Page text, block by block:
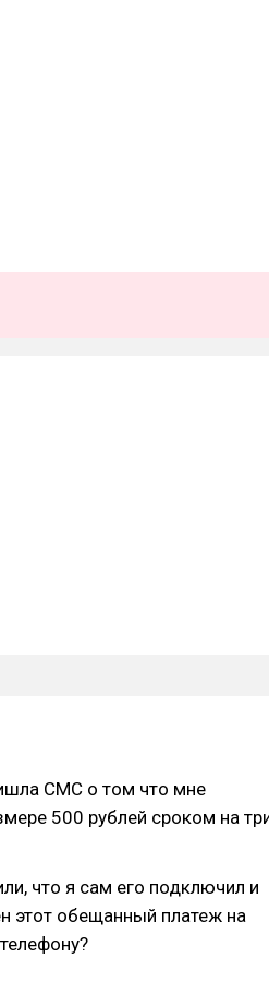
СМС о том что мне
500 рублей сроком на
что я сам его подключил и
этот обещанный платеж на